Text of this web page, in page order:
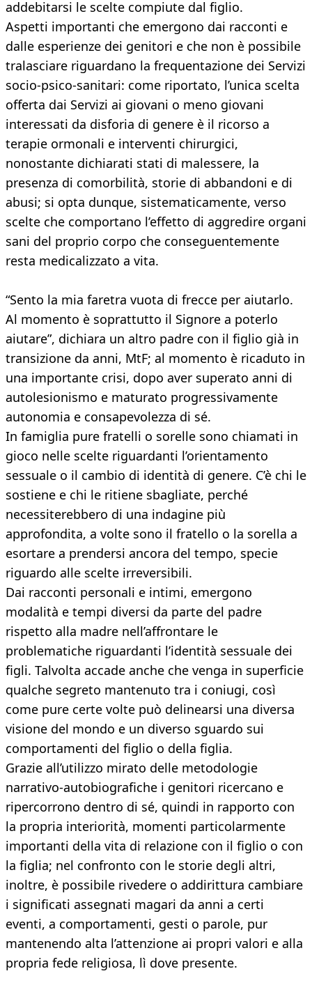
addebitarsi le scelte compiute dal figlio.
Aspetti importanti che emergono dai racconti e
dalle esperienze dei genitori e che non è possibile
tralasciare riguardano la frequentazione dei Servizi
socio-psico-sanitari: come riportato, l’unica scelta
offerta dai Servizi ai giovani o meno giovani
interessati da disforia di genere è il ricorso a
terapie ormonali e interventi chirurgici,
nonostante dichiarati stati di malessere, la
presenza di comorbilità, storie di abbandoni e di
abusi; si opta dunque, sistematicamente, verso
scelte che comportano l’effetto di aggredire organi
sani del proprio corpo che conseguentemente
resta medicalizzato a vita.
“Sento la mia faretra vuota di frecce per aiutarlo.
Al momento è soprattutto il Signore a poterlo
aiutare”, dichiara un altro padre con il figlio già in
transizione da anni, MtF; al momento è ricaduto in
una importante crisi, dopo aver superato anni di
autolesionismo e maturato progressivamente
autonomia e consapevolezza di sé.
In famiglia pure fratelli o sorelle sono chiamati in
gioco nelle scelte riguardanti l’orientamento
sessuale o il cambio di identità di genere. C’è chi le
sostiene e chi le ritiene sbagliate, perché
necessiterebbero di una indagine più
approfondita, a volte sono il fratello o la sorella a
esortare a prendersi ancora del tempo, specie
riguardo alle scelte irreversibili.
Dai racconti personali e intimi, emergono
modalità e tempi diversi da parte del padre
rispetto alla madre nell’affrontare le
problematiche riguardanti l’identità sessuale dei
figli. Talvolta accade anche che venga in superficie
qualche segreto mantenuto tra i coniugi, così
come pure certe volte può delinearsi una diversa
visione del mondo e un diverso sguardo sui
comportamenti del figlio o della figlia.
Grazie all’utilizzo mirato delle metodologie
narrativo-autobiografiche i genitori ricercano e
ripercorrono dentro di sé, quindi in rapporto con
la propria interiorità, momenti particolarmente
importanti della vita di relazione con il figlio o con
la figlia; nel confronto con le storie degli altri,
inoltre, è possibile rivedere o addirittura cambiare
i significati assegnati magari da anni a certi
eventi, a comportamenti, gesti o parole, pur
mantenendo alta l’attenzione ai propri valori e alla
propria fede religiosa, lì dove presente.